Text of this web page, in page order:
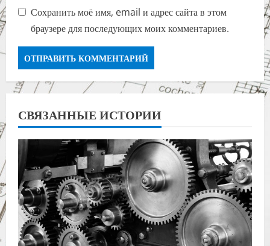
Сохранить моё имя, email и адрес сайта в этом
браузере для последующих моих комментариев.
СВЯЗАННЫЕ ИСТОРИИ